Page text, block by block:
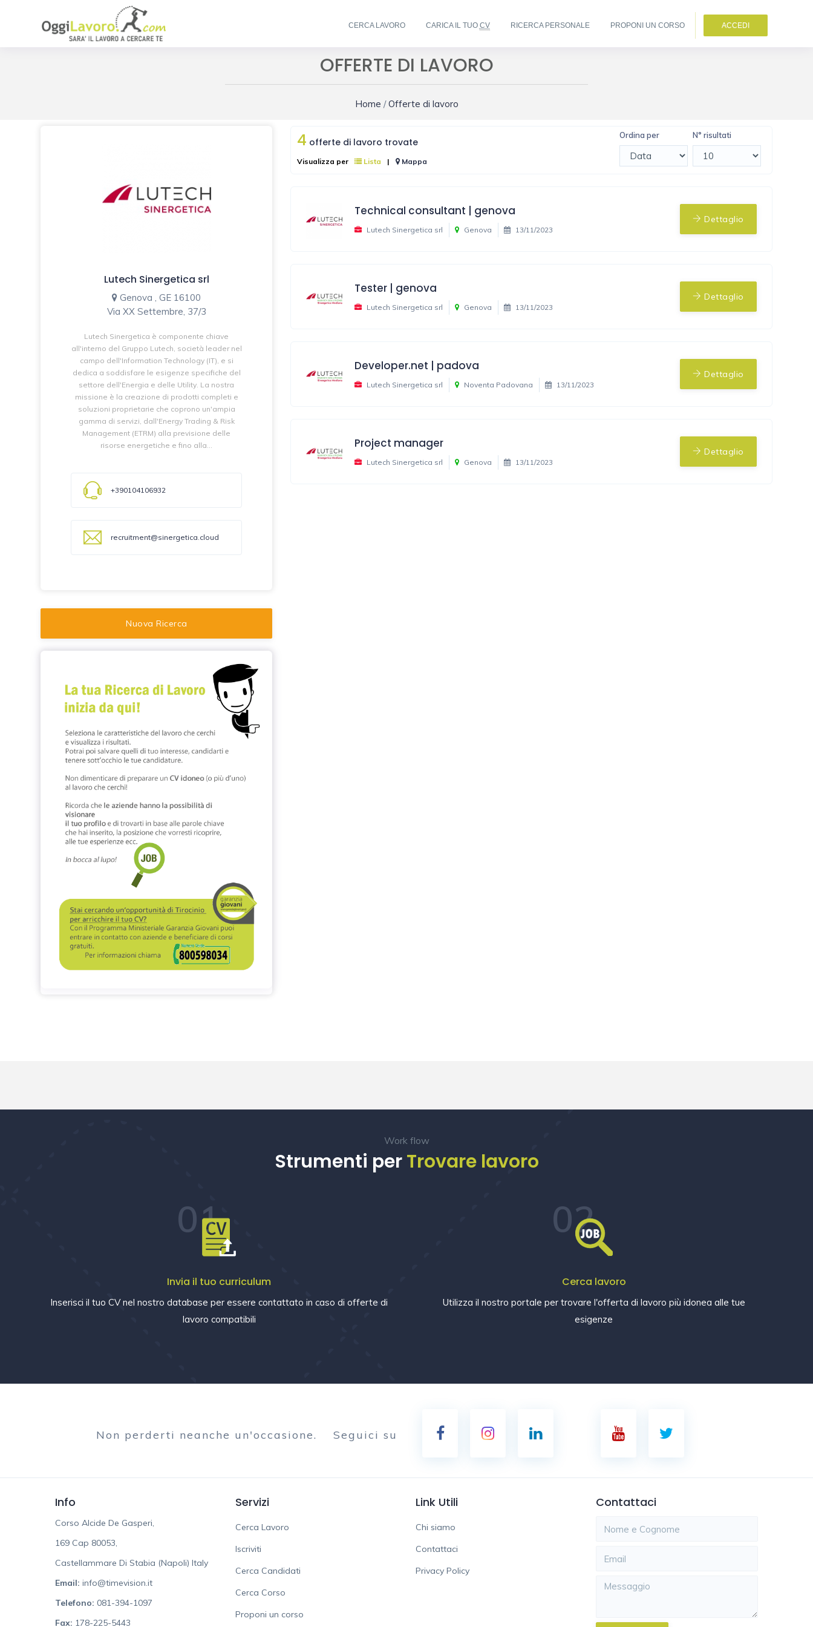
CERCA LAVORO CARICA IL TUO CV RICERCA PERSONALE PROPONI UN CORSO ACCEDI
OFFERTE DI LAVORO
Home /Offerte di lavoro
Lutech Sinergetica srl
Genova , GE 16100
Via XX Settembre, 37/3
Lutech Sinergetica è componente chiave
all'interno del Gruppo Lutech, società leader nel
campo dell'Information Technology (IT), e si
dedica a soddisfare le esigenze specifiche del
settore dell'Energia e delle Utility. La nostra
missione è la creazione di prodotti completi e
soluzioni proprietarie che coprono un'ampia
gamma di servizi, dall'Energy Trading & Risk
Management (ETRM) alla previsione delle
risorse energetiche e fino alla...
+390104106932
recruitment@sinergetica.cloud
Nuova Ricerca
4 offerte di lavoro trovate
Visualizza per Lista | Mappa
Ordina per N° risultati
Technical consultant | genova
Lutech Sinergetica srl Genova 13/11/2023
Dettaglio
Tester | genova
Lutech Sinergetica srl Genova 13/11/2023
Dettaglio
Developer.net | padova
Lutech Sinergetica srl Noventa Padovana 13/11/2023
Dettaglio
Project manager
Lutech Sinergetica srl Genova 13/11/2023
Dettaglio
Work flow
Strumenti perTrovare lavoro
01
Invia il tuo curriculum
Inserisci il tuo CV nel nostro database per essere contattato in caso di offerte di
lavoro compatibili
02
Cerca lavoro
Utilizza il nostro portale per trovare l'offerta di lavoro più idonea alle tue
esigenze
Non perderti neanche un'occasione. Seguici su
Info
Corso Alcide De Gasperi,
169 Cap 80053,
Castellammare Di Stabia (Napoli) Italy
Email: info@timevision.it
Telefono: 081-394-1097
Fax: 178-225-5443
Servizi
Cerca Lavoro
Iscriviti
Cerca Candidati
Cerca Corso
Proponi un corso
Link Utili
Chi siamo
Contattaci
Privacy Policy
Contattaci